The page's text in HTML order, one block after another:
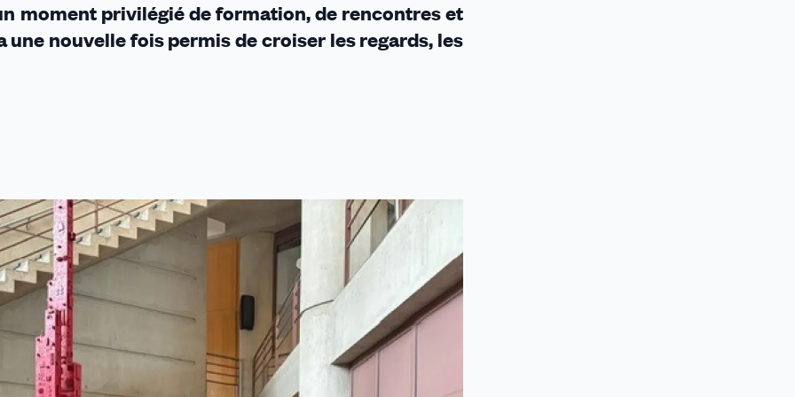
moment privilégié de formation, de rencontres et
une nouvelle fois permis de croiser les regards, les